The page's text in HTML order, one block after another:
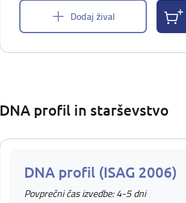
Dodaj žival
DNA profil in starševstvo
DNA profil (ISAG 2006)
Povprečni čas izvedbe: 4-5 dni